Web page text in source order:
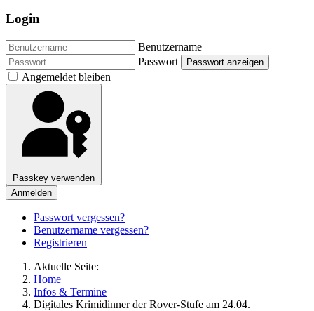
Login
Benutzername
Passwort
Passwort anzeigen
Angemeldet bleiben
Passkey verwenden
Anmelden
Passwort vergessen?
Benutzername vergessen?
Registrieren
Aktuelle Seite:
Home
Infos & Termine
Digitales Krimidinner der Rover-Stufe am 24.04.